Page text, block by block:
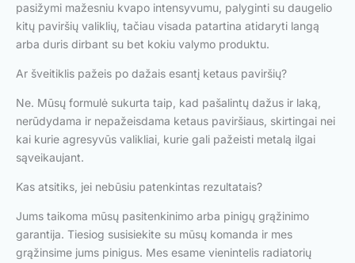
pasižymi mažesniu kvapo intensyvumu, palyginti su daugelio
kitų paviršių valiklių, tačiau visada patartina atidaryti langą
arba duris dirbant su bet kokiu valymo produktu.
Ar šveitiklis pažeis po dažais esantį ketaus paviršių?
Ne. Mūsų formulė sukurta taip, kad pašalintų dažus ir laką,
nerūdydama ir nepažeisdama ketaus paviršiaus, skirtingai nei
kai kurie agresyvūs valikliai, kurie gali pažeisti metalą ilgai
sąveikaujant.
Kas atsitiks, jei nebūsiu patenkintas rezultatais?
Jums taikoma mūsų pasitenkinimo arba pinigų grąžinimo
garantija. Tiesiog susisiekite su mūsų komanda ir mes
grąžinsime jums pinigus. Mes esame vienintelis radiatorių